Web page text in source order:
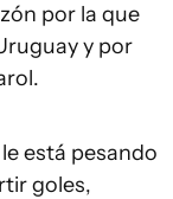
por la que
y por
está pesando
goles,